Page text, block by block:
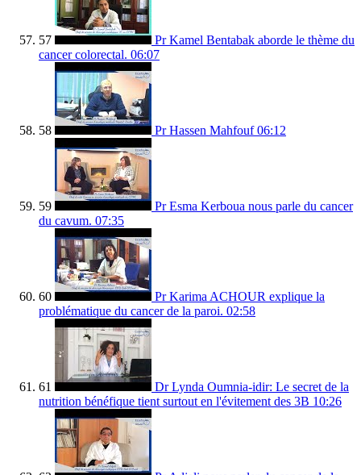
57
Pr Kamel Bentabak aborde le thème du
cancer colorectal. 06:07
58 Pr Hassen Mahfouf 06:12
59
Pr Esma Kerboua nous parle du cancer
du cavum. 07:35
60
Pr Karima ACHOUR explique la
problématique du cancer de la paroi. 02:58
61
Dr Lynda Oumnia-idir: Le secret de la
nutrition bénéfique tient surtout en l'évitement des 3B 10:26